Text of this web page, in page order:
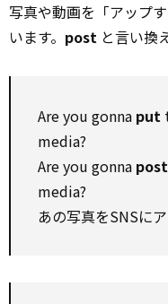
写真や動画を「アップ
います。 post と言い換
Are you gonna put
media?
Are you gonna post
media?
あの写真をSNSに